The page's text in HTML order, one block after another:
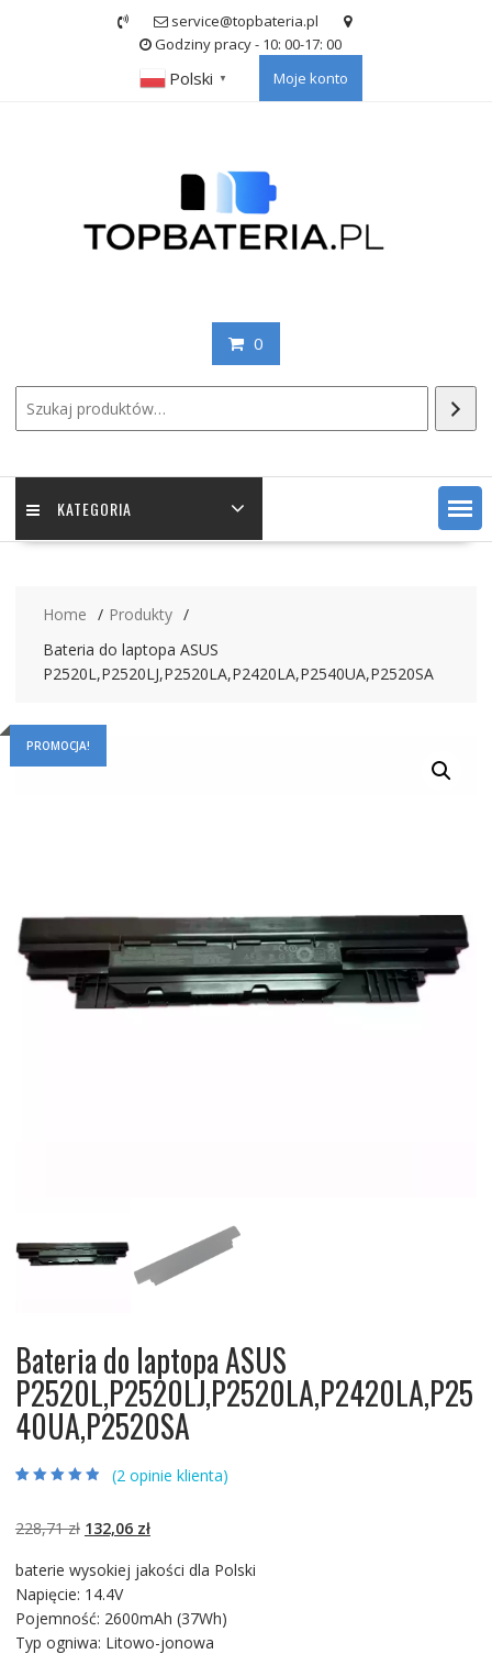
service@topbateria.pl
Godziny pracy - 10: 00-17: 00
Polski ▼ Moje konto
0
KATEGORIA
Home
Produkty
Bateria do laptopa ASUS
P2520L,P2520LJ,P2520LA,P2420LA,P2540UA,P2520SA
PROMOCJA!
Bateria do laptopa ASUS
P2520L,P2520LJ,P2520LA,P2420LA,P25
40UA,P2520SA
ocen klientów
(2opinie klienta)
228,71zł Pierwotna
wynosiła:
228,71 zł.
132,06 złAktualna
wynosi:
baterie wysokiej jakości dla Polski
Napięcie: 14.4V
Pojemność: 2600mAh (37Wh)
Typ ogniwa: Litowo-jonowa